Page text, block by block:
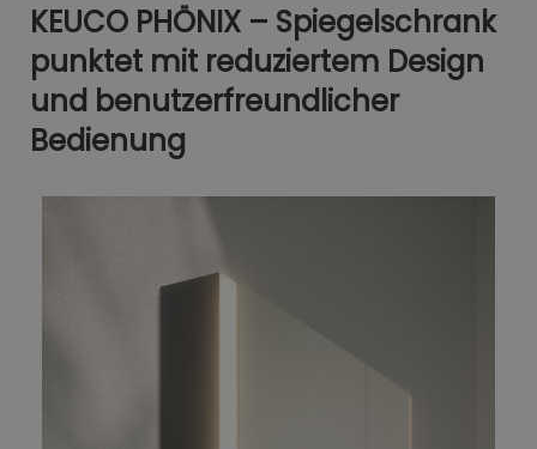
KEUCO PHÖNIX – Spiegelschrank
punktet mit reduziertem Design
und benutzerfreundlicher
Bedienung